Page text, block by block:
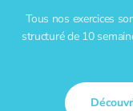
Tous nos exercices
structuré de 10